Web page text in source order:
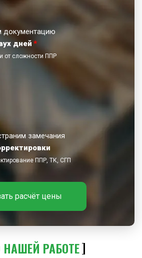
документацию
дней *
от сложности ППР
замечания
ППР, ТК, СГП
расчёт цены
НАШЕЙ РАБОТЕ